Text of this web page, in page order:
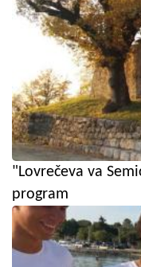
"Lovrečeva va
program